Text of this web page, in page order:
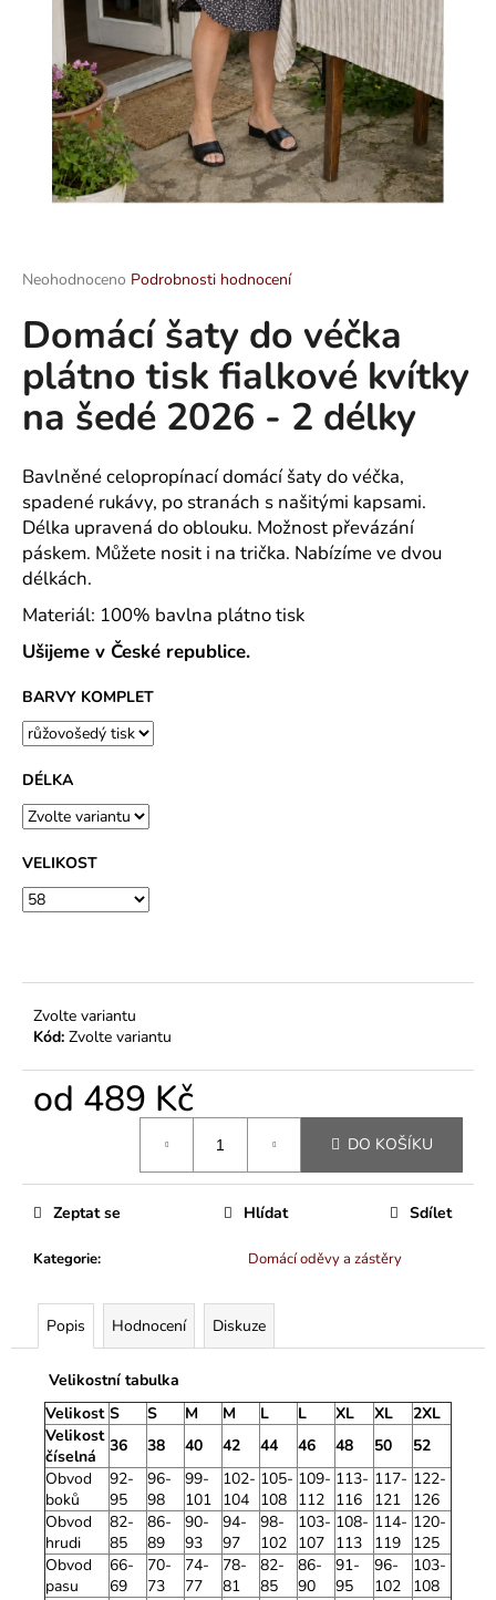
Průměrné
produktu
je
hvězdiček.
Neohodnoceno Podrobnosti hodnocení
Domácí šaty do véčka
plátno tisk fialkové kvítky
na šedé 2026 - 2 délky
Bavlněné celopropínací domácí šaty do véčka,
spadené rukávy, po stranách s našitými kapsami.
Délka upravená do oblouku. Možnost převázání
páskem. Můžete nosit i na trička. Nabízíme ve dvou
délkách.
Materiál: 100% bavlna plátno tisk
Ušijeme v České republice.
BARVY KOMPLET
DÉLKA
VELIKOST
Zvolte variantu
Kód: Zvolte variantu
od 489 Kč
DO KOŠÍKU
Kategorie: Domácí oděvy a zástěry
Zeptat se Hlídat Sdílet
Popis Hodnocení Diskuze
Velikostní tabulka
Velikost S S M M L L XL XL
2XL
Velikost
číselná
36 38 40 42 44 46 48 50
52
Obvod
boků
92-
95
96-
98
99-
101
102-
104
105-
108
109-
112
113-
116
117-
121
122-
126
Obvod
hrudi
82-
85
86-
89
90-
93
94-
97
98-
102
103-
107
108-
113
114-
119
120-
125
Obvod
pasu
66-
69
70-
73
74-
77
78-
81
82-
85
86-
90
91-
95
96-
102
103-
108
D
o
p
o
u
č
u
j
e
e
PAVLIK
24
-
PÁNSKÉ
PYŽAMO
Z
BAVLNY
Kč